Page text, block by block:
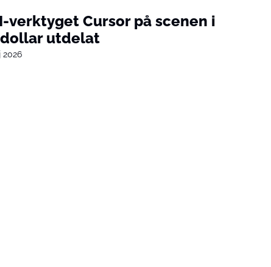
verktyget Cursor på scenen i
dollar utdelat
2026